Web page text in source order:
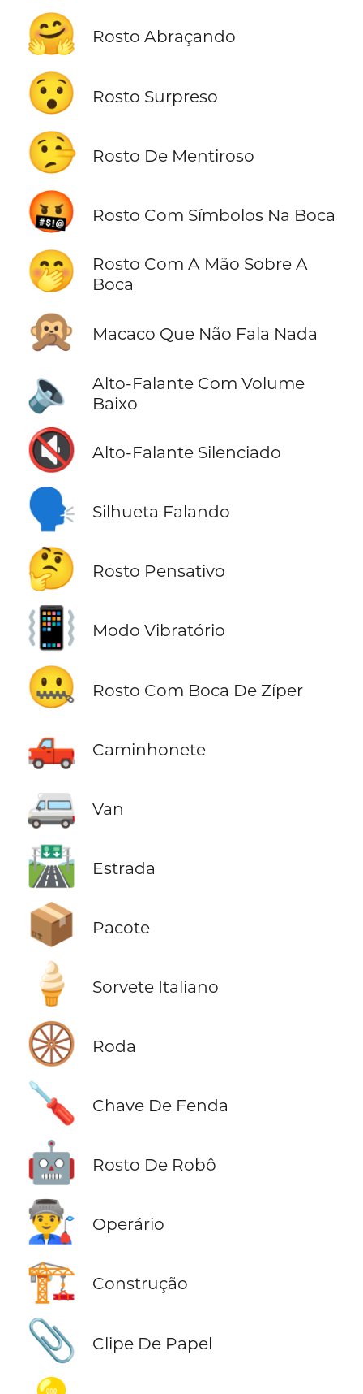
🤗 Rosto Abraçando
😯 Rosto Surpreso
🤥 Rosto De Mentiroso
🤬 Rosto Com Símbolos Na Boca
🤭
Rosto Com A Mão Sobre A
Boca
🙊 Macaco Que Não Fala Nada
🔈
Alto-Falante Com Volume
Baixo
🔇 Alto-Falante Silenciado
🗣️ Silhueta Falando
🤔 Rosto Pensativo
📳 Modo Vibratório
🤐 Rosto Com Boca De Zíper
🛻 Caminhonete
🚐 Van
🛣️ Estrada
📦 Pacote
🍦 Sorvete Italiano
🛞 Roda
🪛 Chave De Fenda
🤖 Rosto De Robô
👨‍🏭 Operário
🏗️ Construção
📎 Clipe De Papel